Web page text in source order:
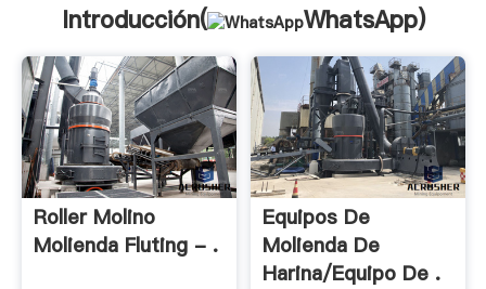
Introducción(
WhatsApp)
Roller Molino
Molienda Fluting - .
Equipos De
Molienda De
Harina/equipo De .